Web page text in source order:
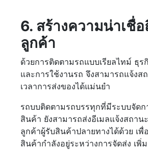
6. สร้างความน่าเชื่
ลูกค้า
ด้วยการติดตามรถแบบเรียลไทม์ ธุ
และการใช้งานรถ จึงสามารถแจ้งส
เวลาการส่งของได้แม่นยำ
รถบบติดตามรถบรรทุกที่มีระบบจัดก
สินค้า ยังสามารถส่งอีเมลแจ้งสถาน
ลูกค้าผู้รับสินค้าปลายทางได้ด้วย เพื่
สินค้ากำลังอยู่ระหว่างการจัดส่ง เพิ่